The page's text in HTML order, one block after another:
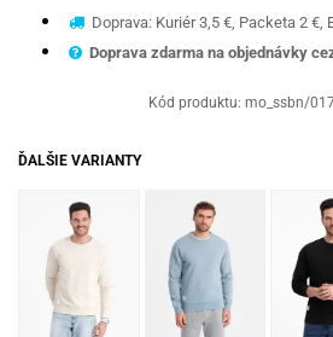
Doprava: Kuriér 3,5 €, Packeta 2 €,
Doprava zdarma na objednávky
Kód produktu: mo_ssbn/
ĎALŠIE VARIANTY